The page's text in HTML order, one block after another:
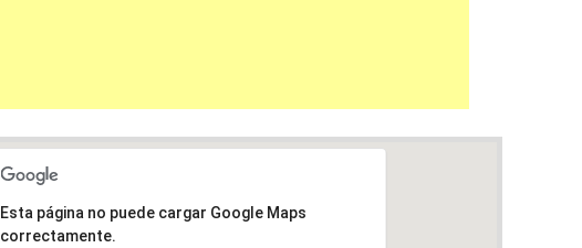
Esta página no puede cargar Google Maps
correctamente.